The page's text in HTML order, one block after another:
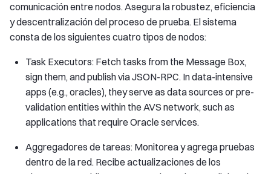
comunicación entre nodos. Asegura la robustez, eficiencia
y descentralización del proceso de prueba. El sistema
consta de los siguientes cuatro tipos de nodos:
Task Executors: Fetch tasks from the Message Box,
sign them, and publish via JSON-RPC. In data-intensive
apps (e.g., oracles), they serve as data sources or pre-
validation entities within the AVS network, such as
applications that require Oracle services.
Aggregadores de tareas: Monitorea y agrega pruebas
dentro de la red. Recibe actualizaciones de los